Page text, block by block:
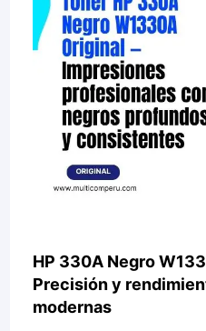
HP 330A Negro
Precisión y
modernas